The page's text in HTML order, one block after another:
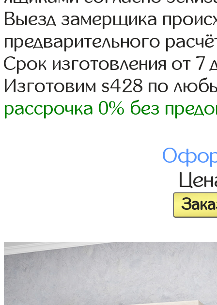
Выезд замерщика
предварительного
Срок изготовления от 7
Изготовим s428 по
рассрочка 0% без